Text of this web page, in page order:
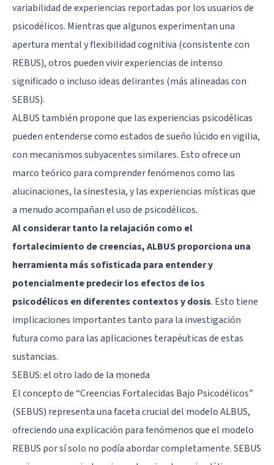
variabilidad de experiencias reportadas por los usuarios de
psicodélicos. Mientras que algunos experimentan una
apertura mental y flexibilidad cognitiva (consistente con
REBUS), otros pueden vivir experiencias de intenso
significado o incluso ideas delirantes (más alineadas con
SEBUS).
ALBUS también propone que las experiencias psicodélicas
pueden entenderse como estados de sueño lúcido en vigilia,
con mecanismos subyacentes similares. Esto ofrece un
marco teórico para comprender fenómenos como las
alucinaciones, la sinestesia, y las experiencias místicas que
a menudo acompañan el uso de psicodélicos.
Al considerar tanto la relajación como el
fortalecimiento de creencias, ALBUS proporciona una
herramienta más sofisticada para entender y
potencialmente predecir los efectos de los
psicodélicos en diferentes contextos y dosis. Esto tiene
implicaciones importantes tanto para la investigación
futura como para las aplicaciones terapéuticas de estas
sustancias.
SEBUS: el otro lado de la moneda
El concepto de “Creencias Fortalecidas Bajo Psicodélicos”
(SEBUS) representa una faceta crucial del modelo ALBUS,
ofreciendo una explicación para fenómenos que el modelo
REBUS por sí solo no podía abordar completamente. SEBUS